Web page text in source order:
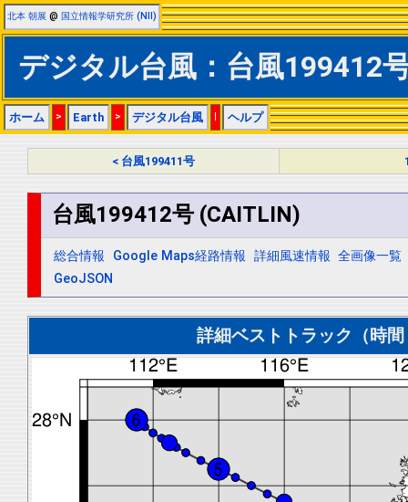
北本 朝展 @ 国立情報学研究所 (NII)
デジタル台風：台風199412
ホーム > Earth > デジタル台風 | ヘルプ
< 台風199411号
台風199412号 (CAITLIN)
総合情報 Google Maps経路情報 詳細風速情報 全画像一覧
GeoJSON
詳細ベストトラック（時